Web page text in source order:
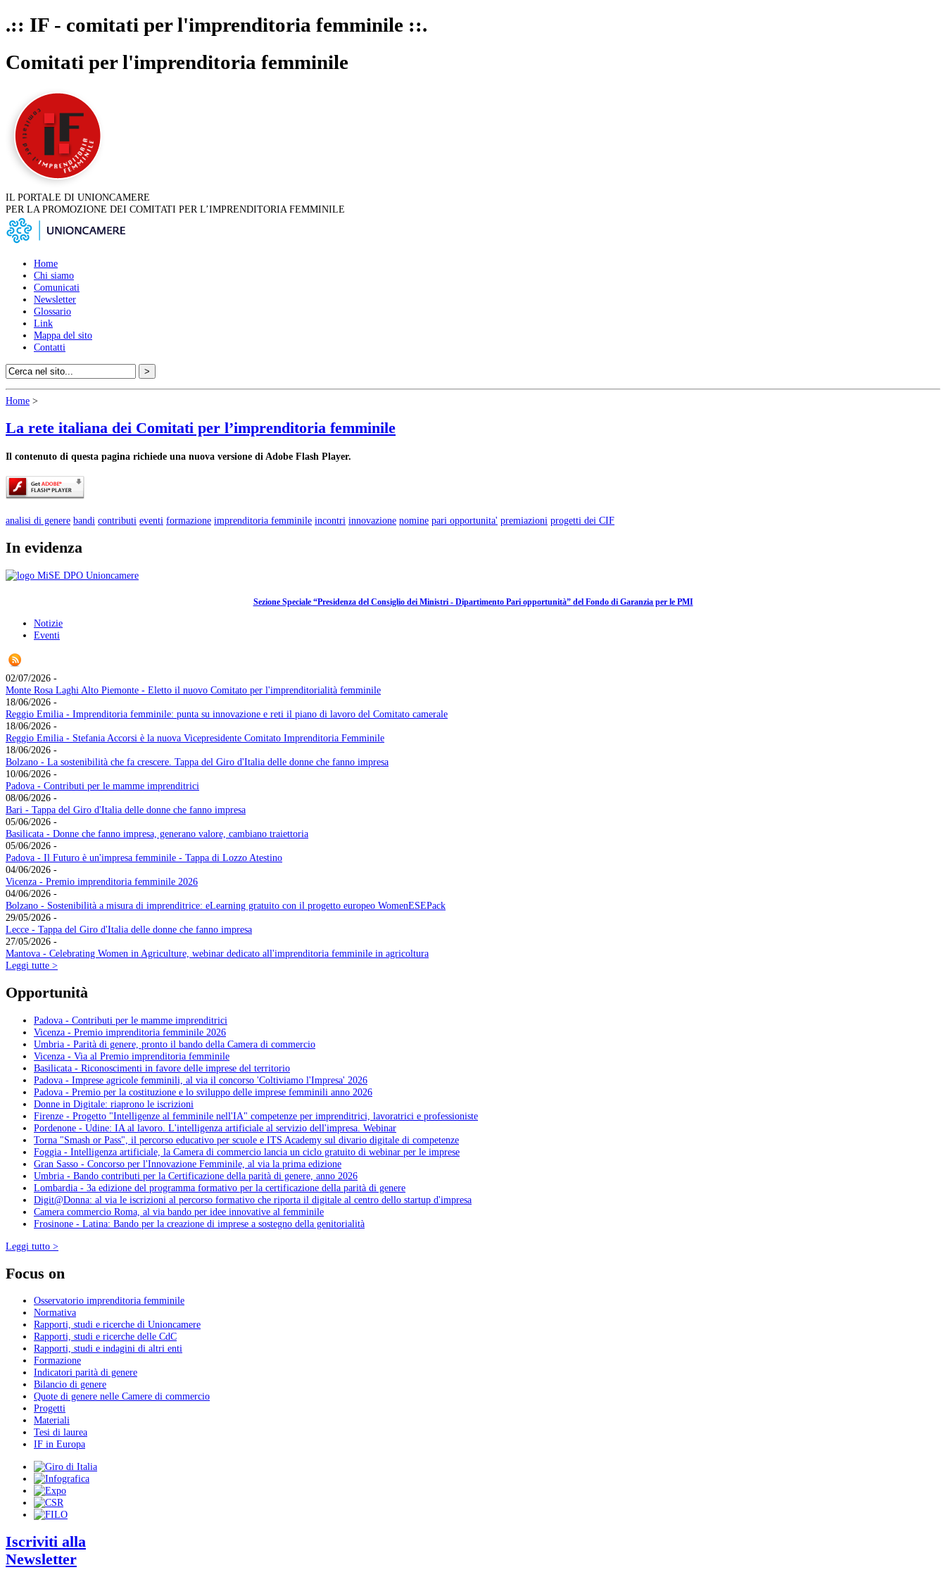
.:: IF - comitati per l'imprenditoria femminile ::.
Comitati per l'imprenditoria femminile
IL PORTALE DI UNIONCAMERE
PER LA PROMOZIONE DEI COMITATI PER L’IMPRENDITORIA FEMMINILE
Home
Chi siamo
Comunicati
Newsletter
Glossario
Link
Mappa del sito
Contatti
Home >
La rete italiana dei Comitati per l’imprenditoria femminile
Il contenuto di questa pagina richiede una nuova versione di Adobe Flash Player.
analisi di genere bandi contributi eventi formazione imprenditoria femminile incontri innovazione nomine pari opportunita' premiazioni progetti dei CIF
In evidenza
Sezione Speciale “Presidenza del Consiglio dei Ministri - Dipartimento Pari opportunità” del Fondo di Garanzia per le PMI
Notizie
Eventi
02/07/2026 -
Monte Rosa Laghi Alto Piemonte - Eletto il nuovo Comitato per l'imprenditorialità femminile
18/06/2026 -
Reggio Emilia - Imprenditoria femminile: punta su innovazione e reti il piano di lavoro del Comitato camerale
18/06/2026 -
Reggio Emilia - Stefania Accorsi è la nuova Vicepresidente Comitato Imprenditoria Femminile
18/06/2026 -
Bolzano - La sostenibilità che fa crescere. Tappa del Giro d'Italia delle donne che fanno impresa
10/06/2026 -
Padova - Contributi per le mamme imprenditrici
08/06/2026 -
Bari - Tappa del Giro d'Italia delle donne che fanno impresa
05/06/2026 -
Basilicata - Donne che fanno impresa, generano valore, cambiano traiettoria
05/06/2026 -
Padova - Il Futuro è un'impresa femminile - Tappa di Lozzo Atestino
04/06/2026 -
Vicenza - Premio imprenditoria femminile 2026
04/06/2026 -
Bolzano - Sostenibilità a misura di imprenditrice: eLearning gratuito con il progetto europeo WomenESEPack
29/05/2026 -
Lecce - Tappa del Giro d'Italia delle donne che fanno impresa
27/05/2026 -
Mantova - Celebrating Women in Agriculture, webinar dedicato all'imprenditoria femminile in agricoltura
Leggi tutte >
Opportunità
Padova - Contributi per le mamme imprenditrici
Vicenza - Premio imprenditoria femminile 2026
Umbria - Parità di genere, pronto il bando della Camera di commercio
Vicenza - Via al Premio imprenditoria femminile
Basilicata - Riconoscimenti in favore delle imprese del territorio
Padova - Imprese agricole femminili, al via il concorso 'Coltiviamo l'Impresa' 2026
Padova - Premio per la costituzione e lo sviluppo delle imprese femminili anno 2026
Donne in Digitale: riaprono le iscrizioni
Firenze - Progetto "Intelligenze al femminile nell'IA" competenze per imprenditrici, lavoratrici e professioniste
Pordenone - Udine: IA al lavoro. L'intelligenza artificiale al servizio dell'impresa. Webinar
Torna "Smash or Pass", il percorso educativo per scuole e ITS Academy sul divario digitale di competenze
Foggia - Intelligenza artificiale, la Camera di commercio lancia un ciclo gratuito di webinar per le imprese
Gran Sasso - Concorso per l'Innovazione Femminile, al via la prima edizione
Umbria - Bando contributi per la Certificazione della parità di genere, anno 2026
Lombardia - 3a edizione del programma formativo per la certificazione della parità di genere
Digit@Donna: al via le iscrizioni al percorso formativo che riporta il digitale al centro dello startup d'impresa
Camera commercio Roma, al via bando per idee innovative al femminile
Frosinone - Latina: Bando per la creazione di imprese a sostegno della genitorialità
Leggi tutto >
Focus on
Osservatorio imprenditoria femminile
Normativa
Rapporti, studi e ricerche di Unioncamere
Rapporti, studi e ricerche delle CdC
Rapporti, studi e indagini di altri enti
Formazione
Indicatori parità di genere
Bilancio di genere
Quote di genere nelle Camere di commercio
Progetti
Materiali
Tesi di laurea
IF in Europa
Iscriviti alla
Newsletter